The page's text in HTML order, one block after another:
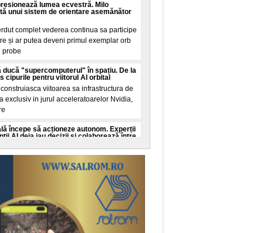
lumea ecvestră. Milo
unui sistem de orientare asemănător
complet vederea continua sa participe
și ar putea deveni primul exemplar orb
probe
ducă "supercomputerul" în spațiu. De la
cipurile pentru viitorul AI orbital
viitoarea sa infrastructura de
exclusiv in jurul acceleratoarelor Nvidia,
începe să acționeze autonom. Experții
AI deja iau decizii și colaborează între
cibernetica avertizeaza ca dezvoltarea
artificiale ar putea depași capacitatea
World Records. Recordul mondial
de la Nibiru
a fost stabilit in aceasta seara pe
transformand o promisiune din mediul